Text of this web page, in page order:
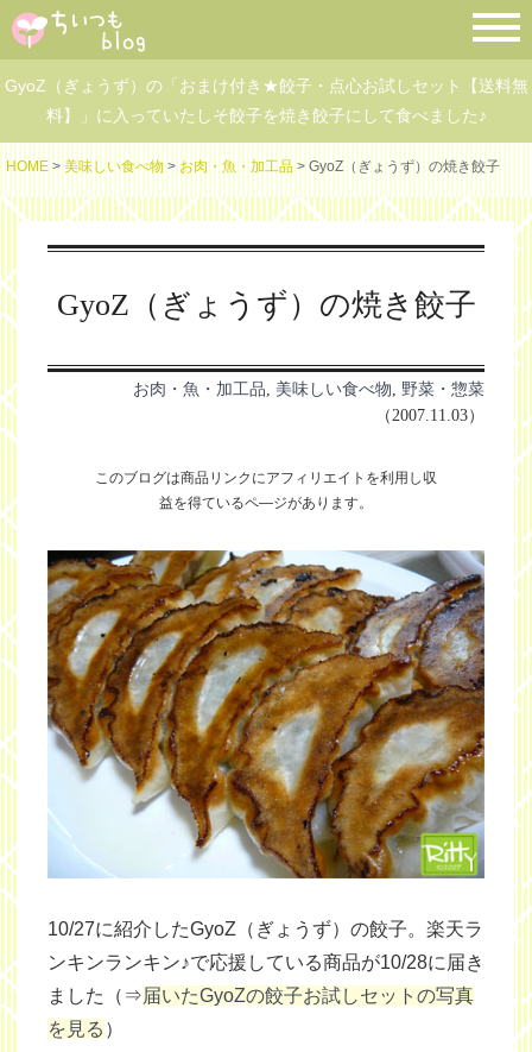
GyoZ（ぎょうず）の「おまけ付き★餃子・点心お試しセット【送料無
料】」に入っていたしそ餃子を焼き餃子にして食べました♪
HOME > 美味しい食べ物 > お肉・魚・加工品 > GyoZ（ぎょうず）の焼き餃子
GyoZ（ぎょうず）の焼き餃子
お肉・魚・加工品, 美味しい食べ物, 野菜・惣菜
（2007.11.03）
このブログは商品リンクにアフィリエイトを利用し収
益を得ているペ―ジがあります。
10/27に紹介したGyoZ（ぎょうず）の餃子。楽天ラ
ンキンランキン♪で応援している商品が10/28に届き
ました（⇒届いたGyoZの餃子お試しセットの写真
を見る ）